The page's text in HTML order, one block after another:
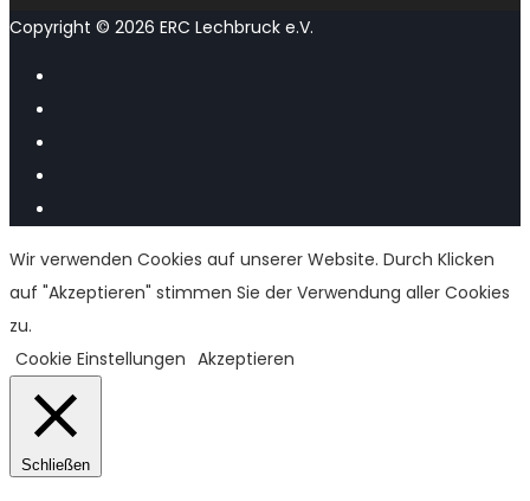
Copyright © 2026 ERC Lechbruck e.V.
Wir verwenden Cookies auf unserer Website. Durch Klicken
auf "Akzeptieren" stimmen Sie der Verwendung aller Cookies
zu.
Cookie Einstellungen Akzeptieren
Schließen